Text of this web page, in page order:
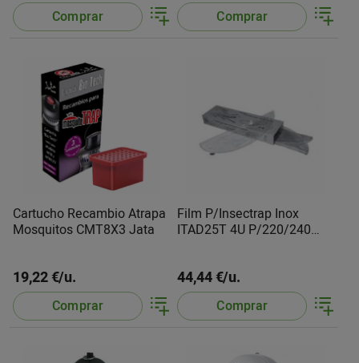
Comprar Comprar
Cartucho Recambio Atrapa
Mosquitos CMT8X3 Jata
19,22 €/u.
Comprar
Film P/Insectrap Inox
ITAD25T 4U P/220/240
44,44 €/u.
Comprar